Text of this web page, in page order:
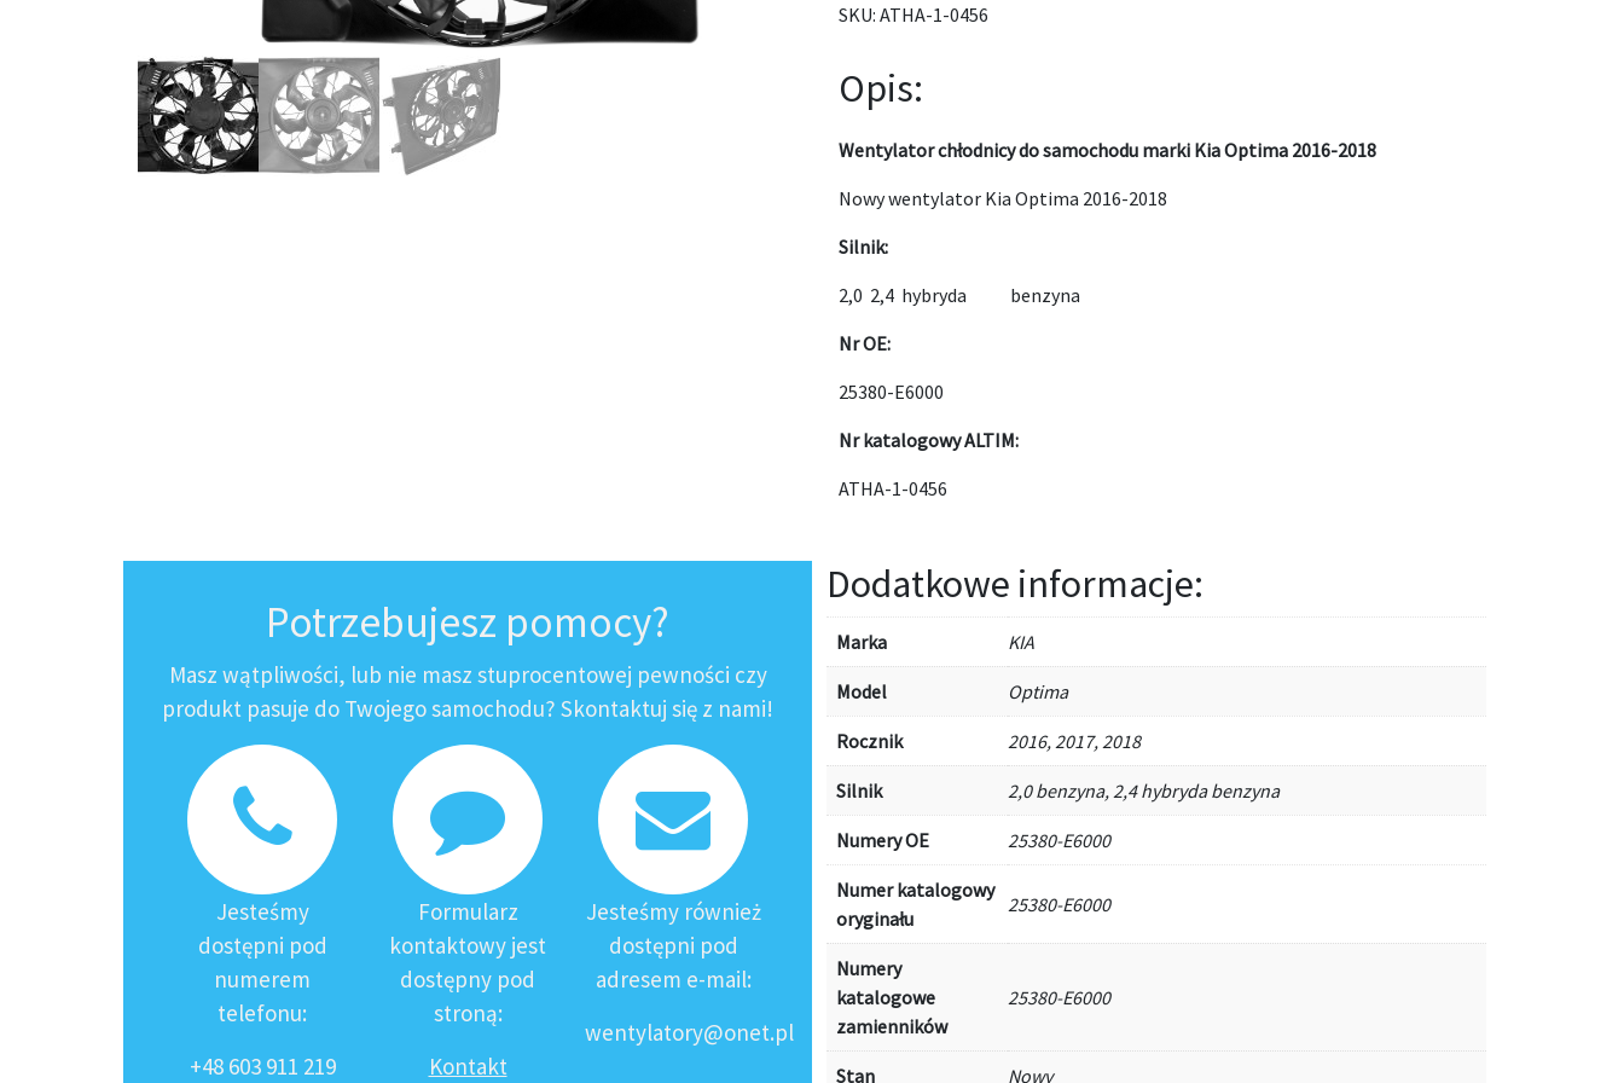
SKU:ATHA-1-0456
Opis:
Wentylator chłodnicy do samochodu marki Kia Optima 2016-2018
Nowy wentylator Kia Optima 2016-2018
Silnik:
2,0 2,4 hybryda benzyna
Nr OE:
25380-E6000
Nr katalogowy ALTIM:
ATHA-1-0456
Potrzebujesz pomocy?
Masz wątpliwości, lub nie masz stuprocentowej pewności czy
produkt pasuje do Twojego samochodu? Skontaktuj się z nami!
Jesteśmy
dostępni pod
numerem
telefonu:
+48 603 911 219
Formularz
kontaktowy jest
dostępny pod
stroną:
Kontakt
Jesteśmy również
dostępni pod
adresem e-mail:
wentylatory@onet.pl
Dodatkowe informacje:
Marka KIA
Model Optima
Rocznik 2016, 2017, 2018
Silnik 2,0 benzyna, 2,4 hybryda benzyna
Numery OE 25380-E6000
Numer katalogowy
oryginału
25380-E6000
Numery
katalogowe
zamienników
25380-E6000
Stan Nowy